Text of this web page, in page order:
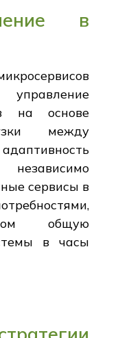
в
на основе
между
сервисы в
общую
в часы